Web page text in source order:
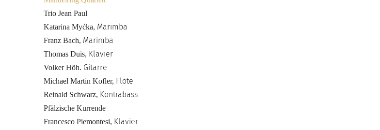
Trio Jean Paul
Katarina Myćka, Marimba
Franz Bach, Marimba
Thomas Duis, Klavier
Volker Höh. Gitarre
Michael Martin Kofler, Flöte
Reinald Schwarz, Kontrabass
Pfälzische Kurrende
Francesco Piemontesi, Klavier